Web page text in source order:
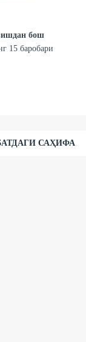
бош
15 баробари
САҲИФА